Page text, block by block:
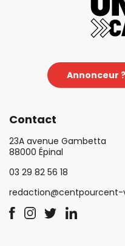
Annonceur
Contact
23A avenue Gambetta
88000 Épinal
03 29 82 56 18
redaction@centpourcent-